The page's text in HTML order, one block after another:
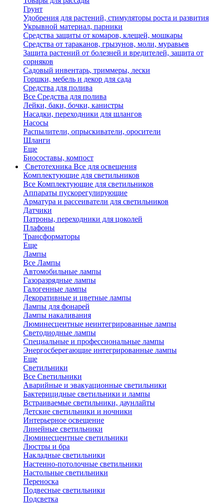
Грунт
Удобрения для растений, стимуляторы роста и развития
Укрывной материал, парники
Средства защиты от комаров, клещей, мошкары
Средства от тараканов, грызунов, моли, муравьев
Защита растений от болезней и вредителей, защита от
сорняков
Садовый инвентарь, триммеры, лески
Горшки, мебель и декор для сада
Средства для полива
Все Средства для полива
Лейки, баки, бочки, канистры
Насадки, переходники для шлангов
Насосы
Распылители, опрыскиватели, оросители
Шланги
Еще
Биосоставы, компост
Светотехника Все для освещения
Комплектующие для светильников
Все Комплектующие для светильников
Аппараты пускорегулирующие
Арматура и рассеиватели для светильников
Датчики
Патроны, переходники для цоколей
Плафоны
Трансформаторы
Еще
Лампы
Все Лампы
Автомобильные лампы
Газоразрядные лампы
Галогенные лампы
Декоративные и цветные лампы
Лампы для фонарей
Лампы накаливания
Люминесцентные неинтегрированные лампы
Светодиодные лампы
Специальные и профессиональные лампы
Энергосберегающие интегрированные лампы
Еще
Светильники
Все Светильники
Аварийные и эвакуационные светильники
Бактерицидные светильники и лампы
Встраиваемые светильники, даунлайты
Детские светильники и ночники
Интерьерное освещение
Линейные светильники
Люминесцентные светильники
Люстры и бра
Накладные светильники
Настенно-потолочные светильники
Настольные светильники
Переноска
Подвесные светильники
Подсветка